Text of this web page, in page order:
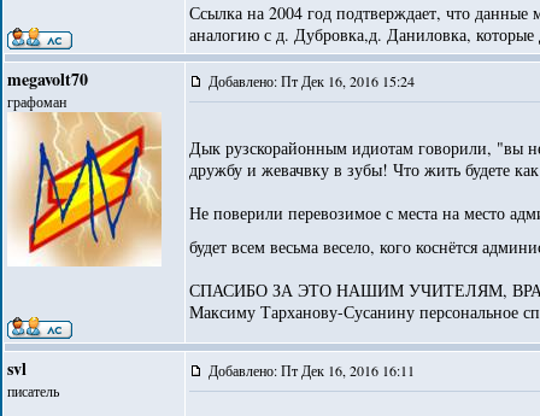
Ссылка на 2004 год подтверждает, что
аналогию с д. Дубровка,д. Даниловка,
megavolt70
графоман
Добавлено: Пт Дек 16, 2016 15:24
Дык рузскорайонным идиотам говорили, "вы
дружбу и жевачвку в зубы! Что жить будете
Не поверили перевозимое с места на место
будет всем весьма весело, кого коснётся
СПАСИБО ЗА ЭТО НАШИМ УЧИТЕЛЯМ,
Максиму Тарханову-Сусанину персональное
svl
писатель
Добавлено: Пт Дек 16, 2016 16:11